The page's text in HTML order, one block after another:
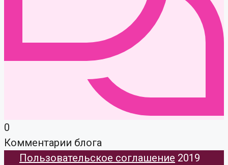
0
Комментарии блога
Пользовательское соглашение ​ 2019